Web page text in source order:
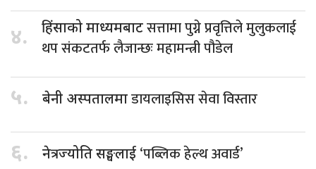
४. हिंसाको माध्यमबाटसत्तामा पुग्ने प्रवृत्तिले मुलुकलाई
थप संकटतर्फ लैजान्छः महामन्त्री पौडेल
५. बेनी अस्पतालमाडायलाइसिस सेवा विस्तार
६. नेत्रज्योति सङ्घलाई ‘पब्लिक हेल्थ अवार्ड’